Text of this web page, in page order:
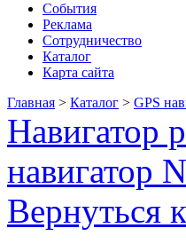
События
Реклама
Сотрудничество
Каталог
Карта сайта
Главная > Каталог > GPS
Навигатор
навигатор
Вернуться